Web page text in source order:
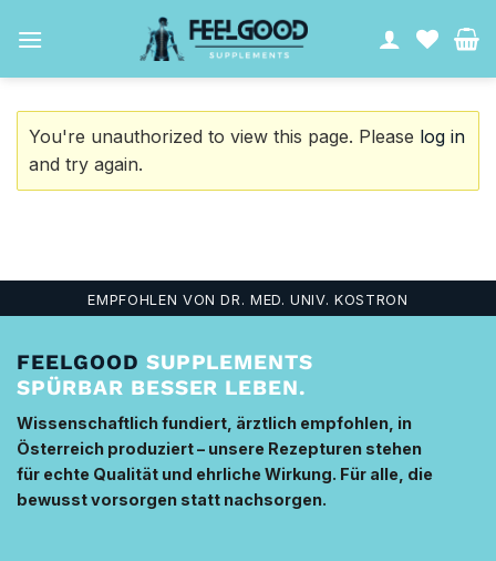
Inhalt
You're unauthorized to view this page. Please log in
and try again.
EMPFOHLEN VON DR. MED. UNIV. KOSTRON
FEELGOOD SUPPLEMENTS
SPÜRBAR BESSER LEBEN.
Wissenschaftlich fundiert, ärztlich empfohlen, in
Österreich produziert – unsere Rezepturen stehen
für echte Qualität und ehrliche Wirkung. Für alle, die
bewusst vorsorgen statt nachsorgen.